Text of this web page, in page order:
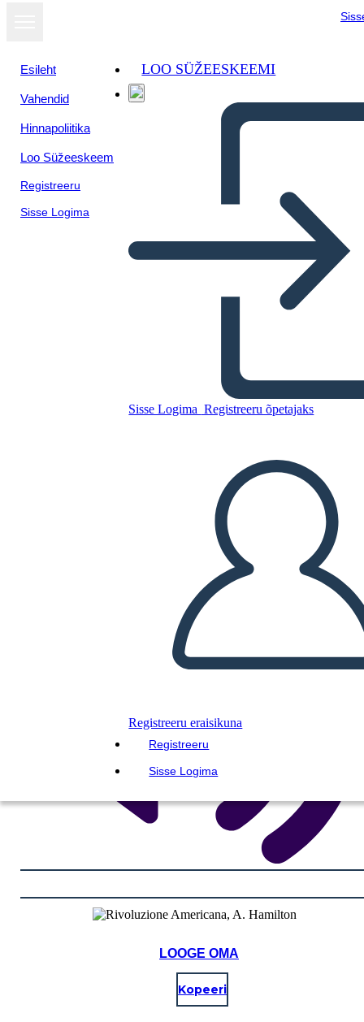
Esileht
Vahendid
Hinnapoliitika
Loo Süžeeskeem
Registreeru
Sisse Logima
LOO SÜŽEESKEEMI
Sisse Logima Registreeru õpetajaks
Registreeru eraisikuna
Registreeru
Sisse Logima
Hamilton
LUUA STORYBOARD
ESITA SLAIDIESITLUST
LOE MULLE
LOOGE OMA
Kopeeri